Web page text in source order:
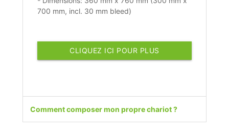
700 mm, incl. 30 mm bleed)
CLIQUEZ ICI POUR PLUS
Comment composer mon propre chariot ?